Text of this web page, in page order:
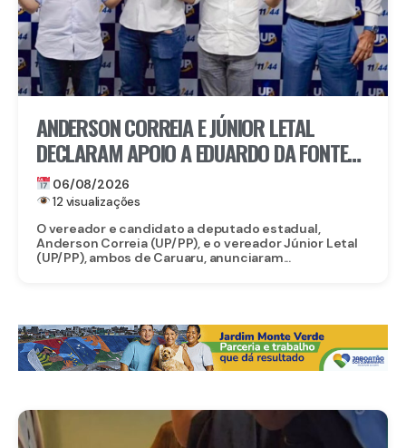
ANDERSON CORREIA E JÚNIOR LETAL
DECLARAM APOIO A EDUARDO DA FONTE
PARA O SENADO E LULA DA FONTE PARA
DEPUTADO FEDERAL
06/08/2026
12 visualizações
O vereador e candidato a deputado estadual,
Anderson Correia (UP/PP), e o vereador Júnior Letal
(UP/PP), ambos de Caruaru, anunciaram...